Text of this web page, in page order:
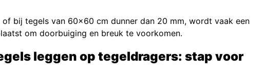
bij tegels van 60×60 cm dunner dan 20 mm, wordt vaak een
om doorbuiging en breuk te voorkomen.
leggen op tegeldragers: stap voor